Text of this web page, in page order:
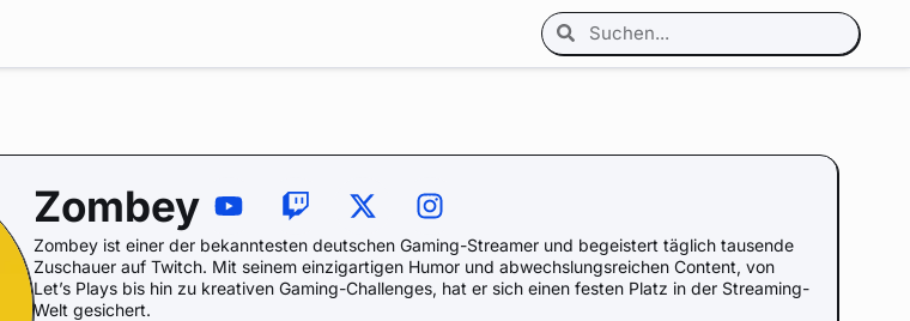
Zombey
Zombey ist einer der bekanntesten deutschen Gaming-Streamer und begeistert täglich tausende
Zuschauer auf Twitch. Mit seinem einzigartigen Humor und abwechslungsreichen Content, von
Let’s Plays bis hin zu kreativen Gaming-Challenges, hat er sich einen festen Platz in der Streaming-
Welt gesichert.